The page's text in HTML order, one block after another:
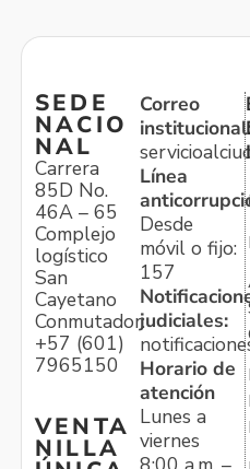
SEDE
NACIO
NAL
Carrera
85D No.
46A – 65
Complejo
logístico
San
Cayetano
Conmutador:
+57 (601)
7965150
VENTA
NILLA
Correo
Línea
Desde
móvil o fijo:
157
judiciales:
Horario de
atención
Lunes a
viernes